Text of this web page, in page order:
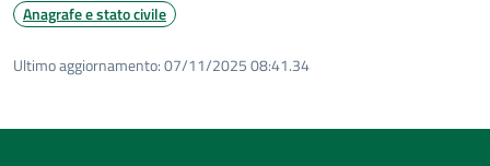
Anagrafe e stato civile
Ultimo aggiornamento:07/11/2025 08:41.34